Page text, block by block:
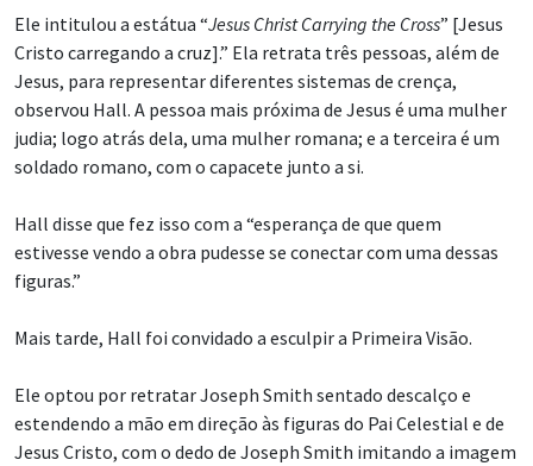
Ele intitulou a estátua “Jesus Christ Carrying the Cross” [Jesus
Cristo carregando a cruz].” Ela retrata três pessoas, além de
Jesus, para representar diferentes sistemas de crença,
observou Hall. A pessoa mais próxima de Jesus é uma mulher
judia; logo atrás dela, uma mulher romana; e a terceira é um
soldado romano, com o capacete junto a si.
Hall disse que fez isso com a “esperança de que quem
estivesse vendo a obra pudesse se conectar com uma dessas
figuras.”
Mais tarde, Hall foi convidado a esculpir a Primeira Visão.
Ele optou por retratar Joseph Smith sentado descalço e
estendendo a mão em direção às figuras do Pai Celestial e de
Jesus Cristo, com o dedo de Joseph Smith imitando a imagem